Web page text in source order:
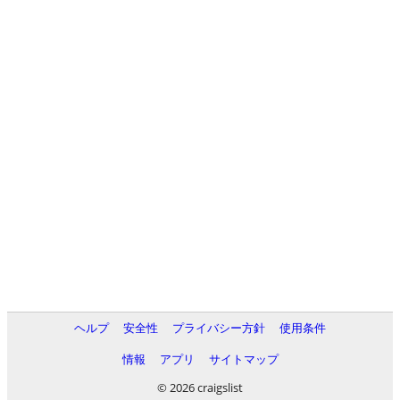
ヘルプ 安全性 プライバシー方針
使用条件
情報
アプリ
サイトマップ
© 2026 craigslist